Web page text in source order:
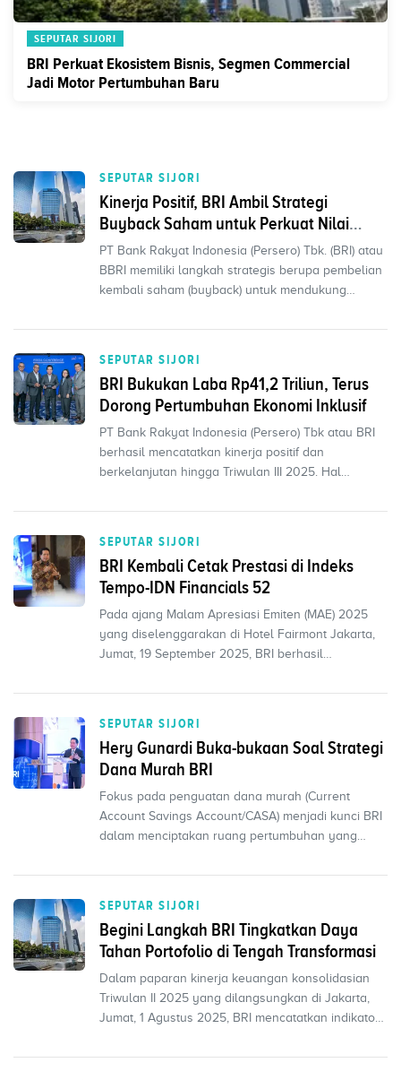
SEPUTAR SIJORI
BRI Perkuat Ekosistem Bisnis, Segmen Commercial
Jadi Motor Pertumbuhan Baru
SEPUTAR SIJORI
Kinerja Positif, BRI Ambil Strategi
Buyback Saham untuk Perkuat Nilai
Investor
PT Bank Rakyat Indonesia (Persero) Tbk. (BRI) atau
BBRI memiliki langkah strategis berupa pembelian
kembali saham (buyback) untuk mendukung
SEPUTAR SIJORI
BRI Bukukan Laba Rp41,2 Triliun, Terus
Dorong Pertumbuhan Ekonomi Inklusif
PT Bank Rakyat Indonesia (Persero) Tbk atau BRI
berhasil mencatatkan kinerja positif dan
berkelanjutan hingga Triwulan III 2025. Hal
SEPUTAR SIJORI
BRI Kembali Cetak Prestasi di Indeks
Tempo-IDN Financials 52
Pada ajang Malam Apresiasi Emiten (MAE) 2025
yang diselenggarakan di Hotel Fairmont Jakarta,
Jumat, 19 September 2025, BRI berhasil
SEPUTAR SIJORI
Hery Gunardi Buka-bukaan Soal Strategi
Dana Murah BRI
Fokus pada penguatan dana murah (Current
Account Savings Account/CASA) menjadi kunci BRI
dalam menciptakan ruang pertumbuhan yang
SEPUTAR SIJORI
Begini Langkah BRI Tingkatkan Daya
Tahan Portofolio di Tengah Transformasi
Dalam paparan kinerja keuangan konsolidasian
Triwulan II 2025 yang dilangsungkan di Jakarta,
Jumat, 1 Agustus 2025, BRI mencatatkan indikator